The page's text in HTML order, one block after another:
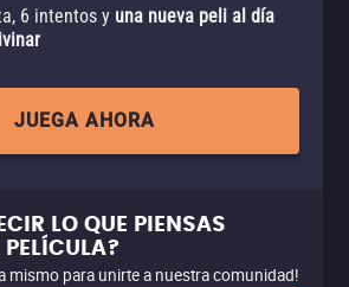
6 intentos y una nueva peli al día
JUEGA AHORA
LO QUE PIENSAS
mismo para unirte a nuestra comunidad!